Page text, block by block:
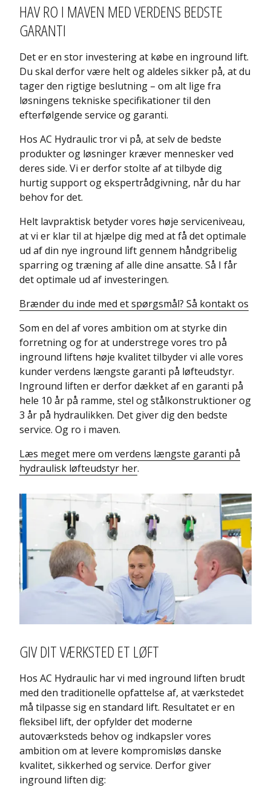
HAV RO I MAVEN MED VERDENS BEDSTE
GARANTI
Det er en stor investering at købe en inground lift.
Du skal derfor være helt og aldeles sikker på, at du
tager den rigtige beslutning – om alt lige fra
løsningens tekniske specifikationer til den
efterfølgende service og garanti.
Hos AC Hydraulic tror vi på, at selv de bedste
produkter og løsninger kræver mennesker ved
deres side. Vi er derfor stolte af at tilbyde dig
hurtig support og ekspertrådgivning, når du har
behov for det.
Helt lavpraktisk betyder vores høje serviceniveau,
at vi er klar til at hjælpe dig med at få det optimale
ud af din nye inground lift gennem håndgribelig
sparring og træning af alle dine ansatte. Så I får
det optimale ud af investeringen.
Brænder du inde med et spørgsmål? Så kontakt os
Som en del af vores ambition om at styrke din
forretning og for at understrege vores tro på
inground liftens høje kvalitet tilbyder vi alle vores
kunder verdens længste garanti på løfteudstyr.
Inground liften er derfor dækket af en garanti på
hele 10 år på ramme, stel og stålkonstruktioner og
3 år på hydraulikken. Det giver dig den bedste
service. Og ro i maven.
Læs meget mere om verdens længste garanti på
hydraulisk løfteudstyr her.
GIV DIT VÆRKSTED ET LØFT
Hos AC Hydraulic har vi med inground liften brudt
med den traditionelle opfattelse af, at værkstedet
må tilpasse sig en standard lift. Resultatet er en
fleksibel lift, der opfylder det moderne
autoværksteds behov og indkapsler vores
ambition om at levere kompromisløs danske
kvalitet, sikkerhed og service. Derfor giver
inground liften dig: